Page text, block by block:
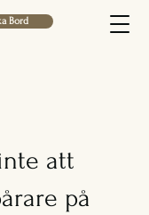
Bord
att
på